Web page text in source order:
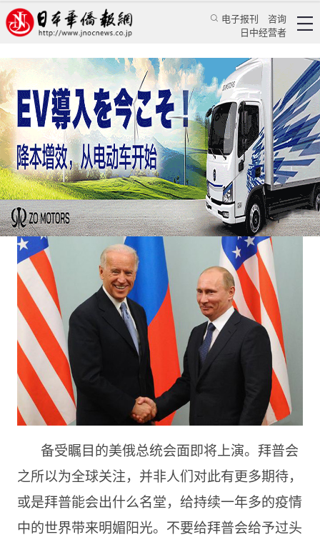
电子报刊
咨询
日中经营者
拜普会前美俄忙斗嘴的背后
许志杰 评论 国际视角
日本华侨报网 2021/6/16 11:11:44
备受瞩目的美俄总统会面即将上演。拜普会
之所以为全球关注，并非人们对此有更多期待，
或是拜普能会出什么名堂，给持续一年多的疫情
中的世界带来明媚阳光。不要给拜普会给予过头